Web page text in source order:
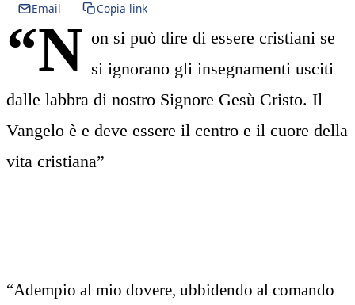
Email
Copia link
“N on si può dire di essere cristiani se
si ignorano gli insegnamenti usciti
dalle labbra di nostro Signore Gesù Cristo. Il
Vangelo è e deve essere il centro e il cuore della
vita cristiana”
“Adempio al mio dovere, ubbidendo al comando